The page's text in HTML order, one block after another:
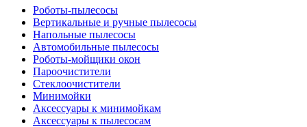
Роботы-пылесосы
Вертикальные и ручные пылесосы
Напольные пылесосы
Автомобильные пылесосы
Роботы-мойщики окон
Пароочистители
Стеклоочистители
Минимойки
Аксессуары к минимойкам
Аксессуары к пылесосам